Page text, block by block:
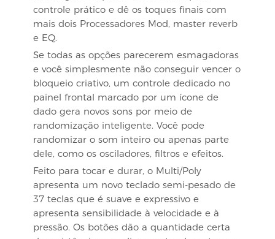
controle prático e dê os toques finais com
mais dois Processadores Mod, master reverb
e EQ.
Se todas as opções parecerem esmagadoras
e você simplesmente não conseguir vencer o
bloqueio criativo, um controle dedicado no
painel frontal marcado por um ícone de
dado gera novos sons por meio de
randomização inteligente. Você pode
randomizar o som inteiro ou apenas parte
dele, como os osciladores, filtros e efeitos.
Feito para tocar e durar, o Multi/Poly
apresenta um novo teclado semi-pesado de
37 teclas que é suave e expressivo e
apresenta sensibilidade à velocidade e à
pressão. Os botões dão a quantidade certa